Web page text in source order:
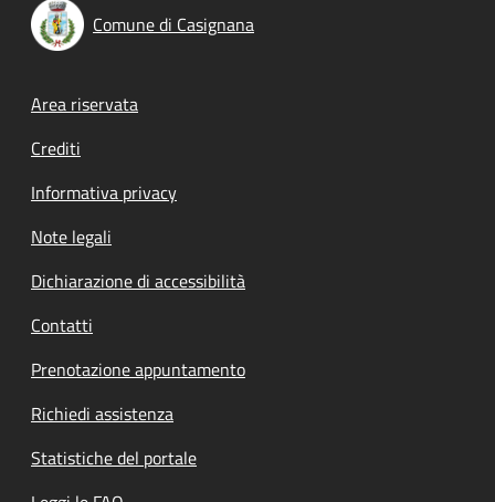
Comune di Casignana
Footer menu
Area riservata
Crediti
Informativa privacy
Note legali
Dichiarazione di accessibilità
Contatti
Prenotazione appuntamento
Richiedi assistenza
Statistiche del portale